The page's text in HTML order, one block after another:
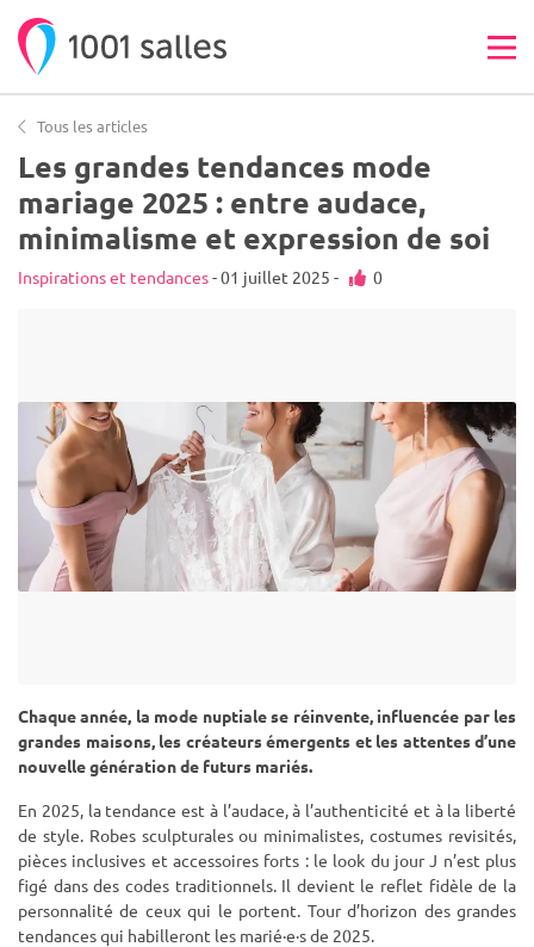
Tous les articles
Les grandes tendances mode
mariage 2025 : entre audace,
minimalisme et expression de soi
Inspirations et tendances- 01 juillet 2025 - 0
Chaque année, la mode nuptiale se réinvente, influencée par les
grandes maisons, les créateurs émergents et les attentes d’une
nouvelle génération de futurs mariés.
En 2025, la tendance est à l’audace, à l’authenticité et à la liberté
de style. Robes sculpturales ou minimalistes, costumes revisités,
pièces inclusives et accessoires forts : le look du jour J n’est plus
figé dans des codes traditionnels. Il devient le reflet fidèle de la
personnalité de ceux qui le portent. Tour d’horizon des grandes
tendances qui habilleront les marié·e·s de 2025.